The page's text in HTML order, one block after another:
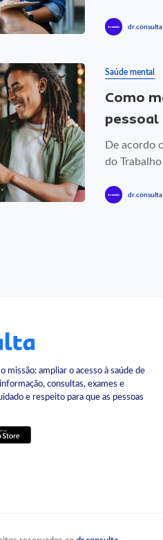
dr.consulta
Saúde mental
Como
De acordo
do
dr.consulta
missão: ampliar o acesso à saúde de
consultas, exames e
e respeito para que as pessoas